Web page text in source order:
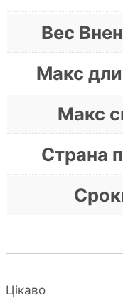
Вес
Макс
Макс
Страна
Цікаво